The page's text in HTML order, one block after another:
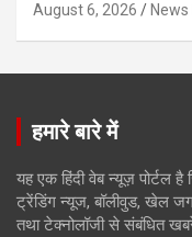
August 6, 2026
हमारे बारे में
यह एक हिंदी वेब न्यूज़ पोर्टल
ट्रेंडिंग न्यूज, बॉलीवुड, खेल
तथा टेक्नोलॉजी से संबंधित